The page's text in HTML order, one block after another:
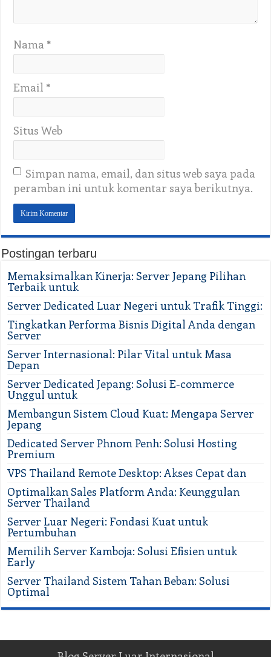
Nama *
Email *
Situs Web
Simpan nama, email, dan situs web saya pada
peramban ini untuk komentar saya berikutnya.
Postingan terbaru
Memaksimalkan Kinerja: Server Jepang Pilihan
Terbaik untuk
Server Dedicated Luar Negeri untuk Trafik Tinggi:
Tingkatkan Performa Bisnis Digital Anda dengan
Server
Server Internasional: Pilar Vital untuk Masa
Depan
Server Dedicated Jepang: Solusi E-commerce
Unggul untuk
Membangun Sistem Cloud Kuat: Mengapa Server
Jepang
Dedicated Server Phnom Penh: Solusi Hosting
Premium
VPS Thailand Remote Desktop: Akses Cepat dan
Optimalkan Sales Platform Anda: Keunggulan
Server Thailand
Server Luar Negeri: Fondasi Kuat untuk
Pertumbuhan
Memilih Server Kamboja: Solusi Efisien untuk
Early
Server Thailand Sistem Tahan Beban: Solusi
Optimal